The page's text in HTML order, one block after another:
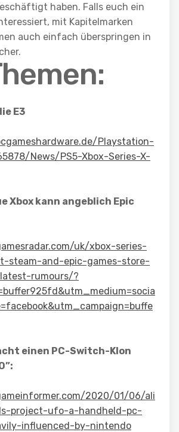
haben. Falls euch ein
mit Kapitelmarken
auch einfach überspringen in
E3
Playstation-
News/PS5-Xbox-Series-X-
Xbox kann angeblich Epic
uk/xbox-series-
steam-and-epic-games-store-
rumours/?
einen PC-Switch-Klon
2020/01/06/ali
project-ufo-a-handheld-pc-
influenced-by-nintendo